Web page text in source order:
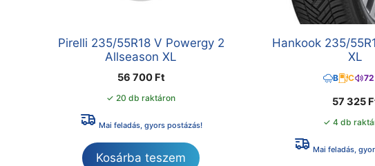
Pirelli 235/55R18 V Powergy 2
Allseason XL
56 700 Ft
✓ 20 db raktáron
Mai feladás, gyors postázás!
Kosárba teszem
Hankook 235/
XL
B C
57 325
✓ 4 db
Mai feladás,